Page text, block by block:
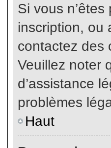
Si vous
inscription, ou
contactez des
Veuillez noter
d’assistance
problèmes
Haut